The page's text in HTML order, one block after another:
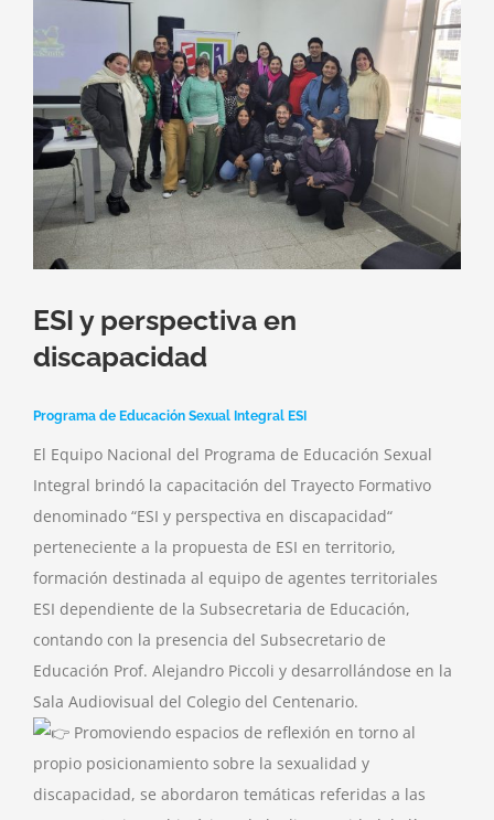
grande
ESI y perspectiva en
discapacidad
Programa de Educación Sexual Integral ESI
El Equipo Nacional del Programa de Educación Sexual
Integral brindó la capacitación del Trayecto Formativo
denominado “ESI y perspectiva en discapacidad“
perteneciente a la propuesta de ESI en territorio,
formación destinada al equipo de agentes territoriales
ESI dependiente de la Subsecretaria de Educación,
contando con la presencia del Subsecretario de
Educación Prof. Alejandro Piccoli y desarrollándose en la
Sala Audiovisual del Colegio del Centenario.
Promoviendo espacios de reflexión en torno al
propio posicionamiento sobre la sexualidad y
discapacidad, se abordaron temáticas referidas a las